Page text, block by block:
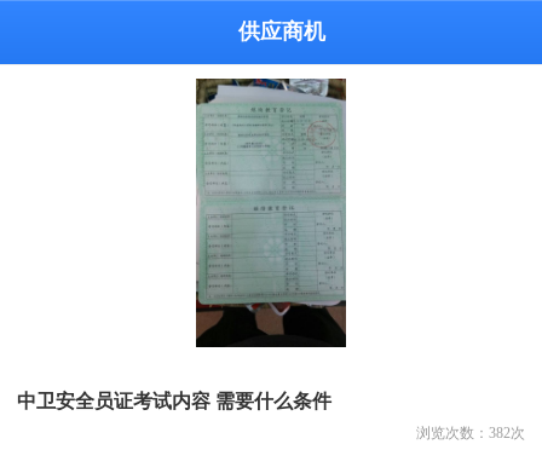
供应商机
中卫安全员证考试内容 需要什么条件
浏览次数： 382次